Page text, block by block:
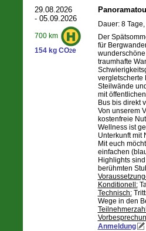
29.08.2026
- 05.09.2026
700 km
154 kg CO2e
Dauer: 8
Der
für
traumhafte
vergletscherte
Steilwände
mit
Bus bis direkt
Von unserem
kostenfreie
Wellness ist
Unterkunft mit
Mit euch
einfachen
Highlights
berühmten
Konditionell:
Technisch:
Wege in den
Anmeldung